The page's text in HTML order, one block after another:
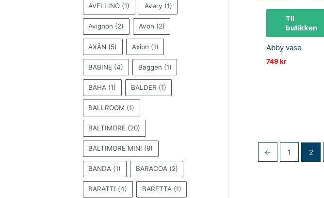
AVELLINO (1) Avery (1)
Avignon (2) Avon (2)
AXÅN (5) Axion (1)
BABINE (4) Baggen (1)
BAHA (1) BALDER (1)
BALLROOM (1)
BALTIMORE (20)
BALTIMORE MINI (9)
BANDA (1) BARACOA (2)
BARATTI (4) BARETTA (1)
Til
butikken
Abby vase
749kr
← 1 2